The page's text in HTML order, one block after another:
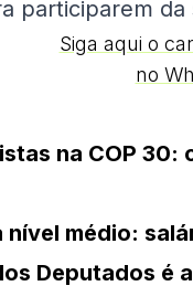
participarem da
Siga aqui o
no
na COP 30:
médio:
Deputados é